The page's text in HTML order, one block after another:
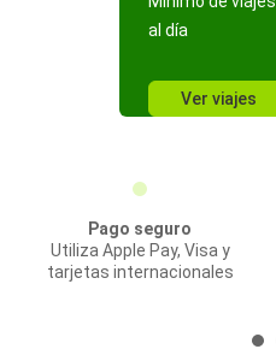
al día
Ver viajes
Pago seguro
Utiliza Apple Pay, Visa y
tarjetas internacionales